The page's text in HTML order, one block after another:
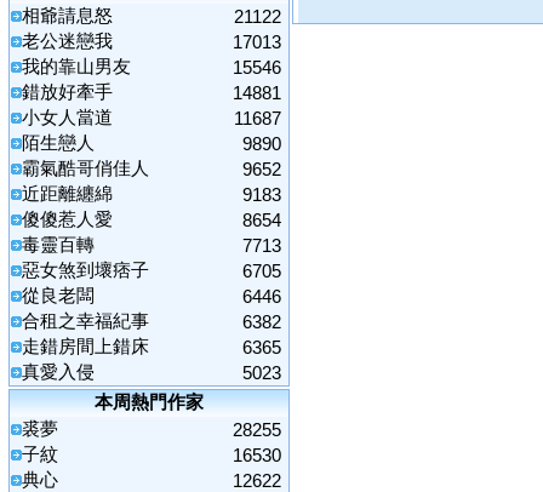
相爺請息怒
21122
老公迷戀我
17013
我的靠山男友
15546
錯放好牽手
14881
小女人當道
11687
陌生戀人
9890
霸氣酷哥俏佳人
9652
近距離纏綿
9183
傻傻惹人愛
8654
毒靈百轉
7713
惡女煞到壞痞子
6705
從良老闆
6446
合租之幸福紀事
6382
走錯房間上錯床
6365
真愛入侵
5023
本周熱門作家
裘夢
28255
子紋
16530
典心
12622